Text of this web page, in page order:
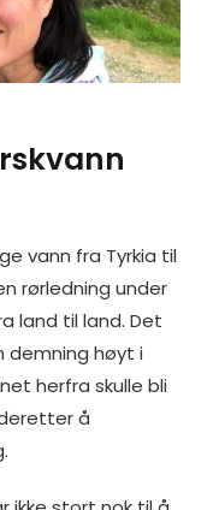
vann fra Tyrkia til
rørledning under
land til land. Det
demning høyt i
herfra skulle bli
å